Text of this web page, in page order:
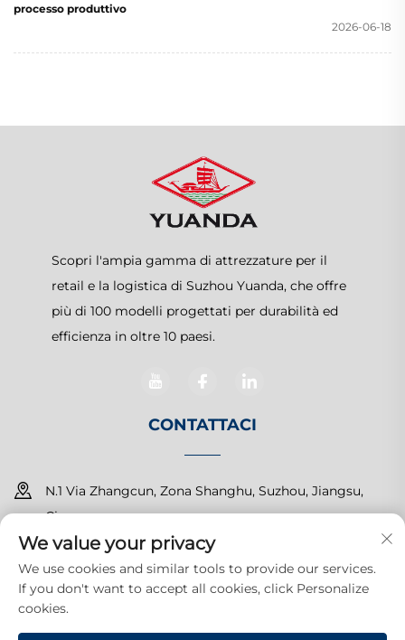
processo produttivo
2026-06-18
Scopri l'ampia gamma di attrezzature per il
retail e la logistica di Suzhou Yuanda, che offre
più di 100 modelli progettati per durabilità ed
efficienza in oltre 10 paesi.
CONTATTACI
N.1 Via Zhangcun, Zona Shanghu, Suzhou, Jiangsu,
Cina
+86-15150179453
[email protected]
We value your privacy
We use cookies and similar tools to provide our services.
If you don't want to accept all cookies, click Personalize
cookies.